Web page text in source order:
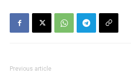
Previous article